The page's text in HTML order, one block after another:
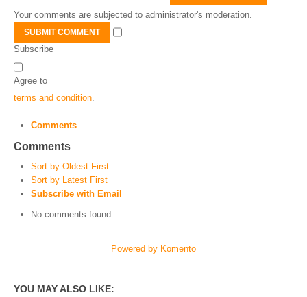
Your comments are subjected to administrator's moderation.
SUBMIT COMMENT
Subscribe
Agree to
terms and condition
Comments
Comments
Sort by Oldest First
Sort by Latest First
Subscribe with Email
No comments found
Powered by Komento
YOU MAY ALSO LIKE: